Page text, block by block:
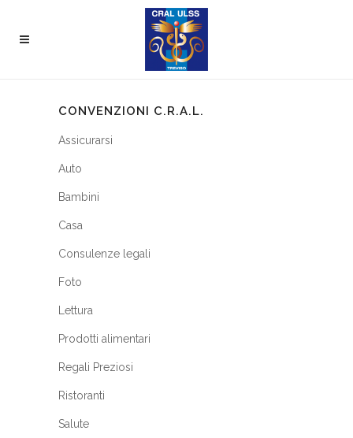
CONVENZIONI C.R.A.L.
Assicurarsi
Auto
Bambini
Casa
Consulenze legali
Foto
Lettura
Prodotti alimentari
Regali Preziosi
Ristoranti
Salute